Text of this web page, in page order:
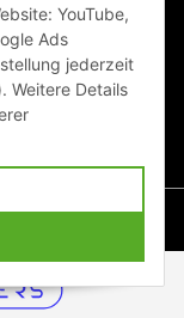
YouTube,
Ads
jederzeit
Weitere Details